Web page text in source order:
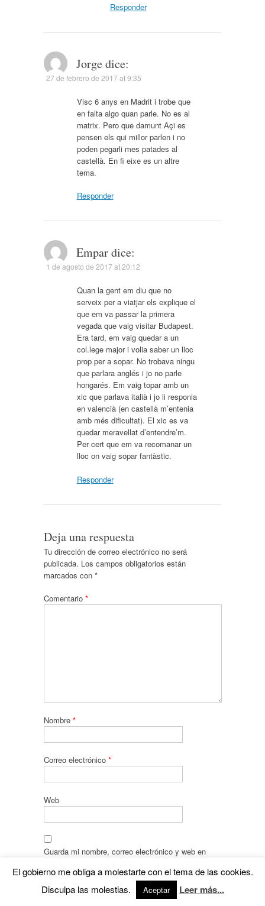
Responder
Jorge dice:
27 de febrero de 2017 at 9:35
Visc 6 anys en Madrit i trobe que
en falta algo quan parle. No es al
matrix. Pero que damunt Açi es
pensen els qui millor parlen i no
poden pegarli mes patades al
castellà. En fi eixe es un altre
tema.
Responder
Empar dice:
1 de agosto de 2017 at 20:12
Quan la gent em diu que no
serveix per a viatjar els explique el
que em va passar la primera
vegada que vaig visitar Budapest.
Era tard, em vaig quedar a un
col.lege major i volia saber un lloc
prop per a sopar. No trobava ningu
que parlara anglés i jo no parle
hongarés. Em vaig topar amb un
xic que parlava italià i jo li responia
en valencià (en castellà m’entenia
amb més dificultat). El xic es va
quedar meravellat d’entendre’m.
Per cert que em va recomanar un
lloc on vaig sopar fantàstic.
Responder
Deja una respuesta
Tu dirección de correo electrónico no será
publicada. Los campos obligatorios están
marcados con *
Comentario *
Nombre *
Correo electrónico *
Web
Guarda mi nombre, correo electrónico y web en
Recibir un correo electrónico con cada nueva
entrada.
El gobierno me obliga a molestarte con el tema de las cookies.
Disculpa las molestias.
Aceptar Leer más...